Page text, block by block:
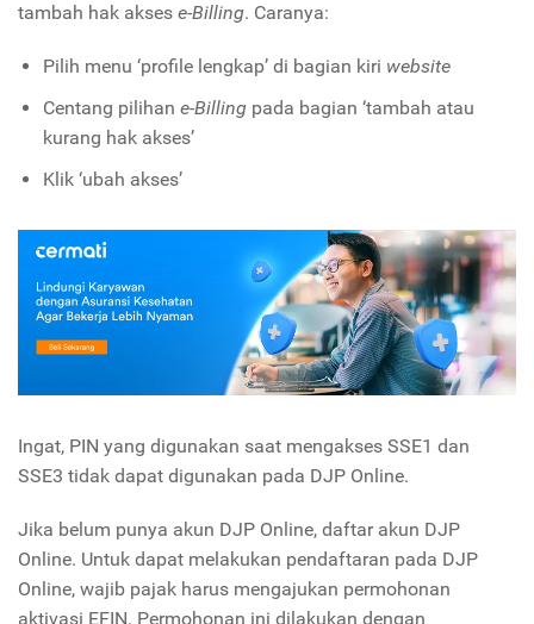
tambah hak akses e-Billing. Caranya:
Pilih menu ‘profile lengkap’ di bagian kiri website
Centang pilihan e-Billingpada bagian ‘tambah atau
kurang hak akses’
Klik ‘ubah akses’
Ingat, PIN yang digunakan saat mengakses SSE1 dan
SSE3 tidak dapat digunakan pada DJP Online.
Jika belum punya akun DJP Online, daftar akun DJP
Online. Untuk dapat melakukan pendaftaran pada DJP
Online, wajib pajak harus mengajukan permohonan
aktivasi EFIN. Permohonan ini dilakukan dengan